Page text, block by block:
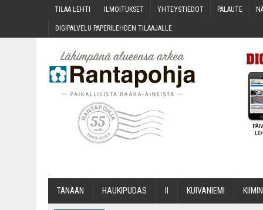
TILAA LEH­TI ILMOI­TUK­SET YHTEYS­TIE­DOT PALAU­TE
DIGI­PAL­VE­LU PAPE­RI­LEH­DEN TILAAJALLE
TÄNÄÄN HAU­KI­PU­DAS KUI­VA­NIE­MI